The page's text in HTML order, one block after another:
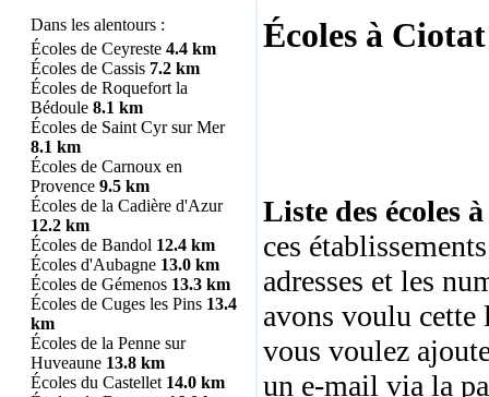
Dans les alentours :
Écoles de Ceyreste 4.4 km
Écoles de Cassis 7.2 km
Écoles de Roquefort la
Bédoule 8.1 km
Écoles de Saint Cyr sur Mer
8.1 km
Écoles de Carnoux en
Provence 9.5 km
Écoles de la Cadière d'Azur
12.2 km
Écoles de Bandol 12.4 km
Écoles d'Aubagne 13.0 km
Écoles de Gémenos 13.3 km
Écoles de Cuges les Pins 13.4
km
Écoles de la Penne sur
Huveaune 13.8 km
Écoles du Castellet 14.0 km
Écoles à Ciotat
Liste des écoles
ces
adresses et les
avons voulu cette
vous voulez
un e-mail via la